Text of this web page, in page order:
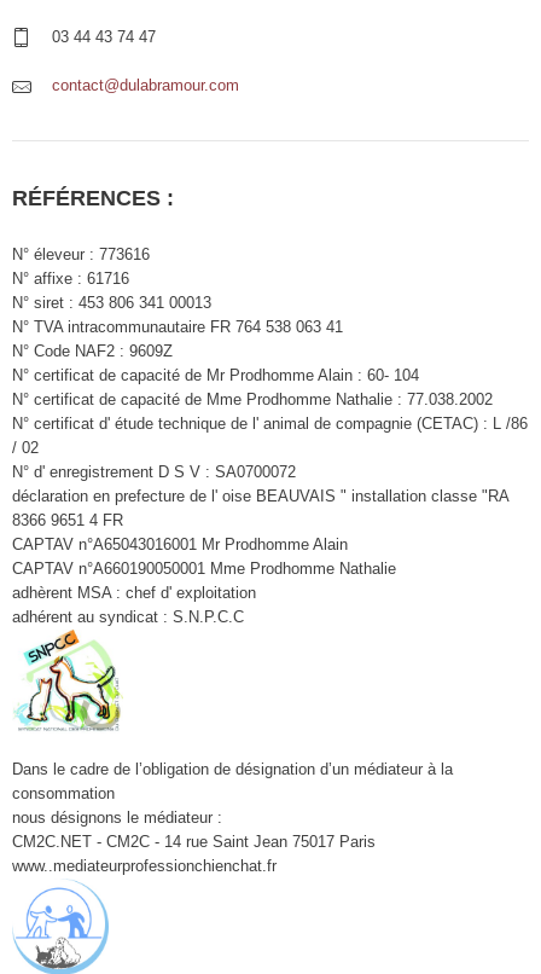
03 44 43 74 47
contact@dulabramour.com
RÉFÉRENCES :
N° éleveur : 773616
N° affixe : 61716
N° siret : 453 806 341 00013
N° TVA intracommunautaire FR 764 538 063 41
N° Code NAF2 : 9609Z
N° certificat de capacité de Mr Prodhomme Alain : 60- 104
N° certificat de capacité de Mme Prodhomme Nathalie : 77.038.2002
N° certificat d' étude technique de l' animal de compagnie (CETAC) : L /86
/ 02
N° d' enregistrement D S V : SA0700072
déclaration en prefecture de l' oise BEAUVAIS " installation classe "RA
8366 9651 4 FR
CAPTAV n°A65043016001 Mr Prodhomme Alain
CAPTAV n°A660190050001 Mme Prodhomme Nathalie
adhèrent MSA : chef d' exploitation
adhérent au syndicat : S.N.P.C.C
Dans le cadre de l’obligation de désignation d’un médiateur à la
consommation
nous désignons le médiateur :
CM2C.NET - CM2C - 14 rue Saint Jean 75017 Paris
www..mediateurprofessionchienchat.fr